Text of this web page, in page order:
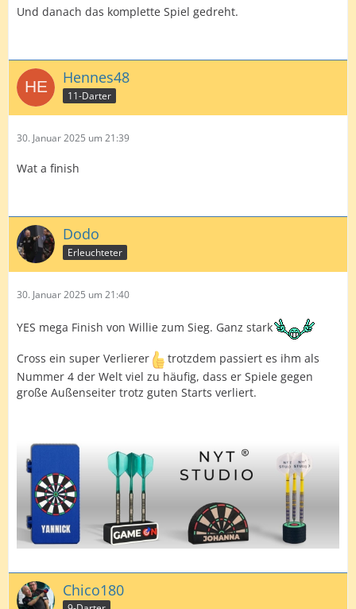
Und danach das komplette Spiel gedreht.
Hennes48
11-Darter
30. Januar 2025 um 21:39
Wat a finish
Dodo
Erleuchteter
30. Januar 2025 um 21:40
YES mega Finish von Willie zum Sieg. Ganz stark
Cross ein super Verlierer
trotzdem passiert es ihm als
Nummer 4 der Welt viel zu häufig, dass er Spiele gegen
große Außenseiter trotz guten Starts verliert.
Chico180